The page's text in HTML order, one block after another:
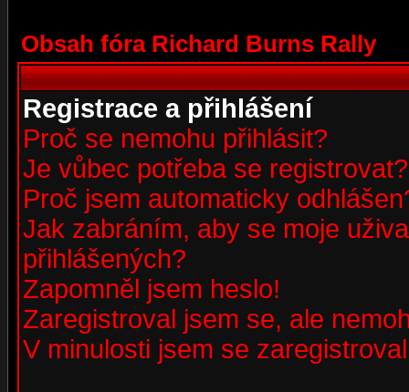
Obsah fóra Richard Burns Rally
Registrace a přihlášení
Proč se nemohu přihlásit?
Je vůbec potřeba se registrovat?
Proč jsem automaticky
Jak zabráním, aby se moje
přihlášených?
Zapomněl jsem heslo!
Zaregistroval jsem se, ale
V minulosti jsem se